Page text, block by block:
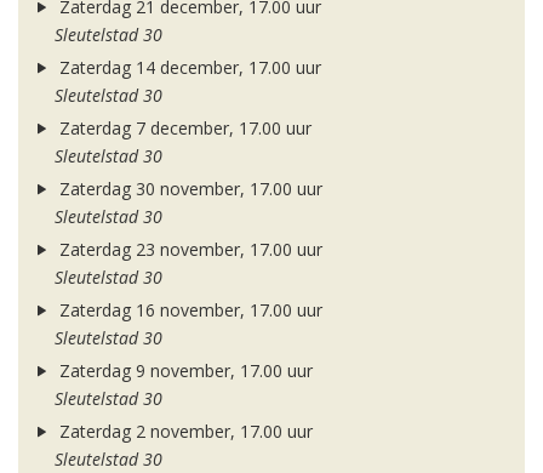
Zaterdag 21 december, 17.00 uur
Sleutelstad 30
Zaterdag 14 december, 17.00 uur
Sleutelstad 30
Zaterdag 7 december, 17.00 uur
Sleutelstad 30
Zaterdag 30 november, 17.00 uur
Sleutelstad 30
Zaterdag 23 november, 17.00 uur
Sleutelstad 30
Zaterdag 16 november, 17.00 uur
Sleutelstad 30
Zaterdag 9 november, 17.00 uur
Sleutelstad 30
Zaterdag 2 november, 17.00 uur
Sleutelstad 30